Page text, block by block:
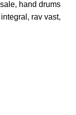
, hand drums
, rav vast,